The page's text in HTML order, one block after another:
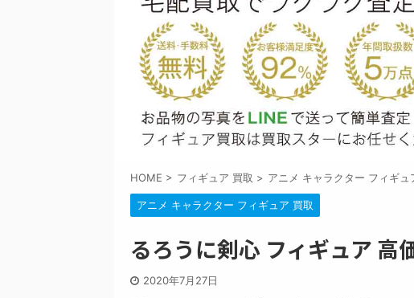
HOME > フィギュア 買取 > アニメ キャラクター フィギュ
アニメ キャラクター フィギュア 買取
るろうに剣心 フィギュア 高
2020年7月27日